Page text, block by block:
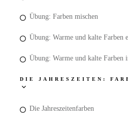
Übung: Farben mischen
Übung: Warme und kalte Farben
Übung: Warme und kalte Farben
DIE JAHRESZEITEN:
Die Jahreszeitenfarben